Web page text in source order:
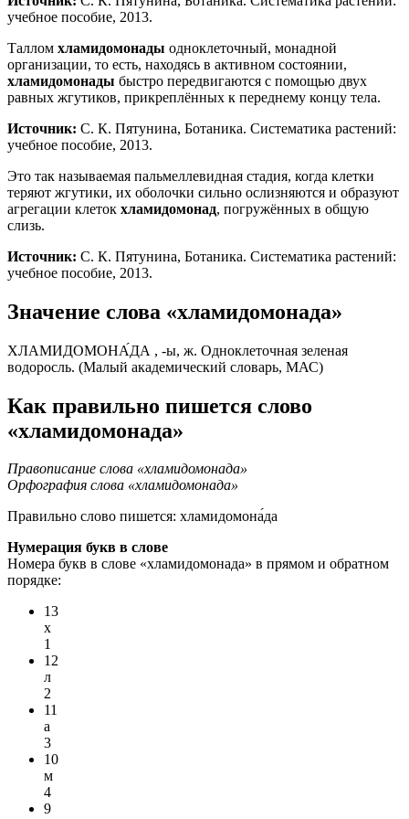
учебное пособие, 2013.
Таллом хламидомонады одноклеточный, монадной
организации, то есть, находясь в активном состоянии,
хламидомонады быстро передвигаются с помощью двух
равных жгутиков, прикреплённых к переднему концу тела.
Источник: С. К. Пятунина, Ботаника. Систематика растений:
учебное пособие, 2013.
Это так называемая пальмеллевидная стадия, когда клетки
теряют жгутики, их оболочки сильно ослизняются и образуют
агрегации клеток хламидомонад, погружённых в общую
слизь.
Источник: С. К. Пятунина, Ботаника. Систематика растений:
учебное пособие, 2013.
Значение слова «хламидомонада»
ХЛАМИДОМОНА́ДА , -ы, ж. Одноклеточная зеленая
водоросль. (Малый академический словарь, МАС)
Как правильно пишется слово
«хламидомонада»
Правописание слова «хламидомонада»
Орфография слова «хламидомонада»
Правильно слово пишется: хламидомона́да
Нумерация букв в слове
Номера букв в слове «хламидомонада» в прямом и обратном
порядке:
13
х
1
12
л
2
11
а
3
10
м
4
9